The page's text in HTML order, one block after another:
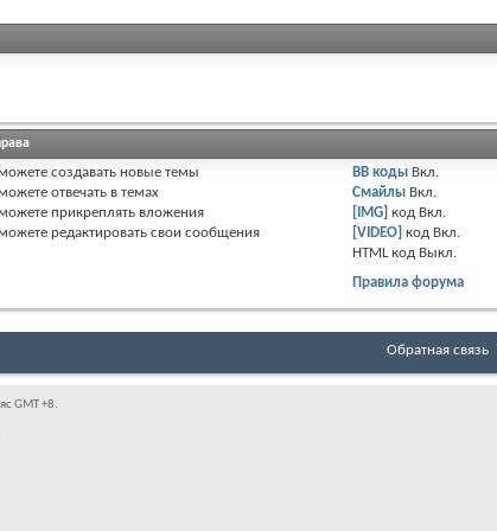
создавать новые темы
отвечать в темах
прикреплять вложения
редактировать свои сообщения
BB коды Вкл.
Смайлы Вкл.
[IMG] код Вкл.
[VIDEO] код Вкл.
HTML код Выкл.
Правила форума
Обратная связь
GMT +8.